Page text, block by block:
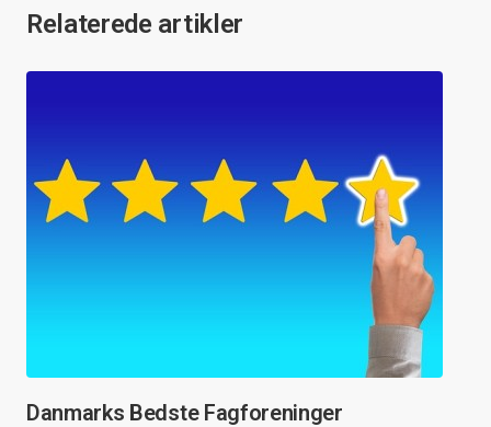
Relaterede artikler
Danmarks Bedste Fagforeninger